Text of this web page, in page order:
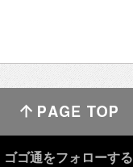
ゴゴ通をフォローする